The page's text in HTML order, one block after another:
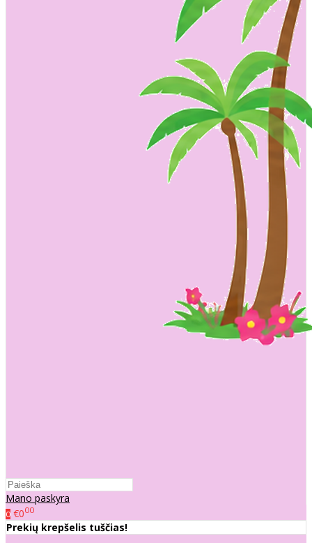
Mano paskyra
0 €000
Prekių krepšelis tuščias!